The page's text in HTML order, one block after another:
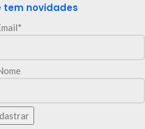
tem novidades